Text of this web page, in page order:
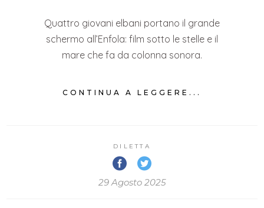
Quattro giovani elbani portano il grande
schermo all’Enfola: film sotto le stelle e il
mare che fa da colonna sonora.
CONTINUA A LEGGERE...
DILETTA
29 Agosto 2025